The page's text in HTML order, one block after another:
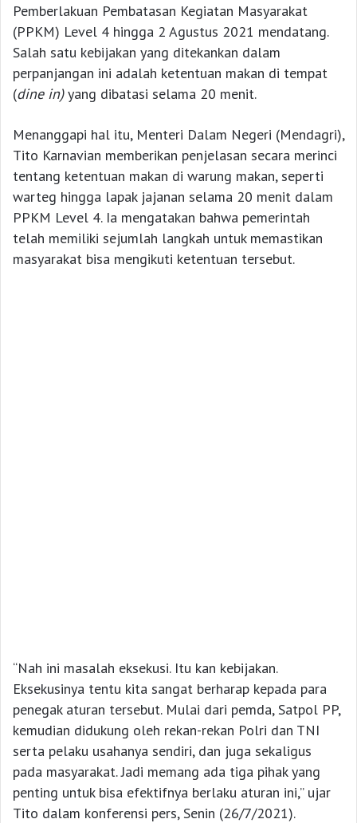
Pemberlakuan Pembatasan Kegiatan Masyarakat
(PPKM) Level 4 hingga 2 Agustus 2021 mendatang.
Salah satu kebijakan yang ditekankan dalam
perpanjangan ini adalah ketentuan makan di tempat
(dine in)yang dibatasi selama 20 menit.
Menanggapi hal itu, Menteri Dalam Negeri (Mendagri),
Tito Karnavian memberikan penjelasan secara merinci
tentang ketentuan makan di warung makan, seperti
warteg hingga lapak jajanan selama 20 menit dalam
PPKM Level 4. Ia mengatakan bahwa pemerintah
telah memiliki sejumlah langkah untuk memastikan
masyarakat bisa mengikuti ketentuan tersebut.
“Nah ini masalah eksekusi. Itu kan kebijakan.
Eksekusinya tentu kita sangat berharap kepada para
penegak aturan tersebut. Mulai dari pemda, Satpol PP,
kemudian didukung oleh rekan-rekan Polri dan TNI
serta pelaku usahanya sendiri, dan juga sekaligus
pada masyarakat. Jadi memang ada tiga pihak yang
penting untuk bisa efektifnya berlaku aturan ini,” ujar
Tito dalam konferensi pers, Senin (26/7/2021).